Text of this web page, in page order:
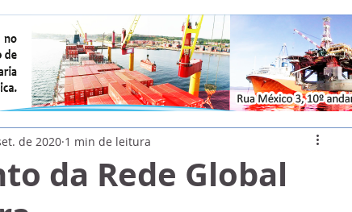
da Rede Global
de 2020 1 min de leitura